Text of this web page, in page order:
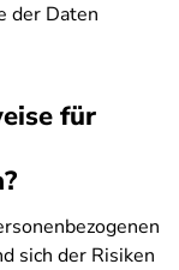
der Daten
für
sich der Risiken